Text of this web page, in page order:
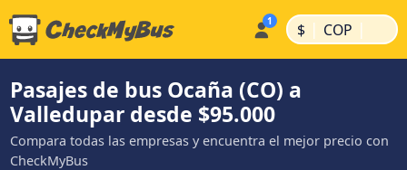
$ | COP |
Pasajes de bus Ocaña (CO) a
Valledupar desde $95.000
Compara todas las empresas y encuentra el mejor precio con
CheckMyBus